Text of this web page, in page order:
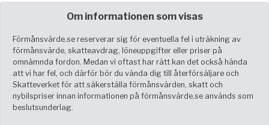
Om informationen som visas
Förmånsvärde.se reserverar sig för eventuella fel i uträkning av
förmånsvärde, skatteavdrag, löneuppgifter eller priser på
omnämnda fordon. Medan vi oftast har rätt kan det också hända
att vi har fel, och därför bör du vända dig till återförsäljare och
Skatteverket för att säkerställa förmånsvärden, skatt och
nybilspriser innan informationen på förmånsvärde.se används som
beslutsunderlag.